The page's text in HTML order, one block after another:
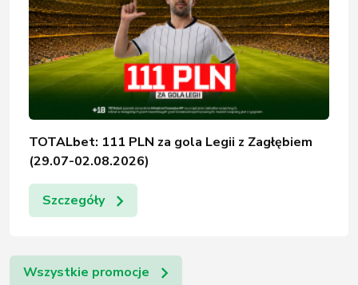
TOTALbet: 111 PLN za gola Legii z Zagłębiem
(29.07-02.08.2026)
Szczegóły
Wszystkie promocje